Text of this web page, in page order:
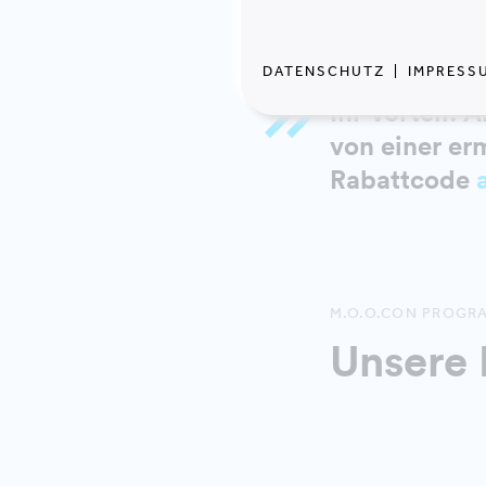
Ihr Vorteil:
von einer
Rabattcode
M.O.O.CON
DATENSCHUTZ